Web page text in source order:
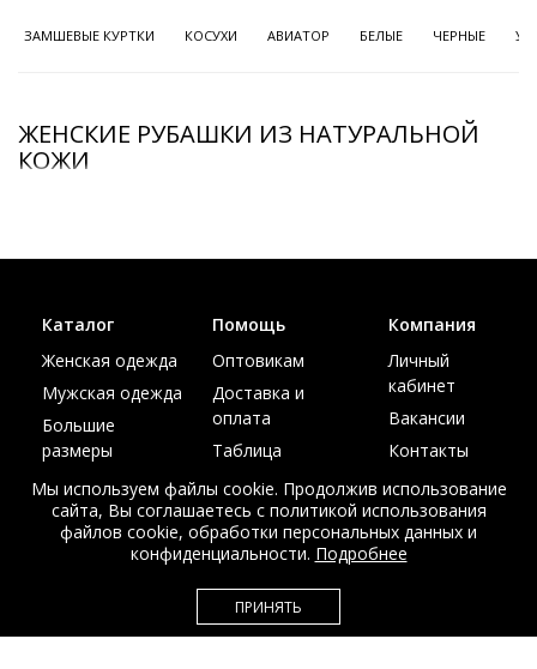
ЗАМШЕВЫЕ КУРТКИ КОСУХИ АВИАТОР БЕЛЫЕ ЧЕРНЫЕ
ЖЕНСКИЕ РУБАШКИ ИЗ НАТУРАЛЬНОЙ
КОЖИ
© Интернет магазин верхней одежды из меха и кожи
EDEM-ROOM 2011-2026
Каталог
Женская одежда
Мужская одежда
Большие
размеры
Акции
Помощь
Оптовикам
Доставка и
оплата
Таблица
Компания
Личный
кабинет
Вакансии
Контакты
Мы используем файлы cookie. Продолжив использование
сайта, Вы соглашаетесь с политикой использования
файлов cookie, обработки персональных данных и
конфиденциальности. Подробнее
ПРИНЯТЬ